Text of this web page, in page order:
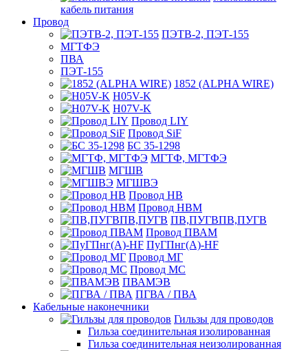
кабель питания
Провод
ПЭТВ-2, ПЭТ-155
МГТФЭ
ПВА
ПЭТ-155
1852 (ALPHA WIRE)
H05V-K
H07V-K
Провод LIY
Провод SiF
БС 35-1298
МГТФ, МГТФЭ
МГШВ
МГШВЭ
Провод НВ
Провод НВМ
ПВ,ПУГВПВ,ПУГВ
Провод ПВАМ
ПуГПнг(A)-HF
Провод МГ
Провод МС
ПВАМЭВ
ПГВА / ПВА
Кабельные наконечники
Гильзы для проводов
Гильза соединительная изолированная
Гильза соединительная неизолированная